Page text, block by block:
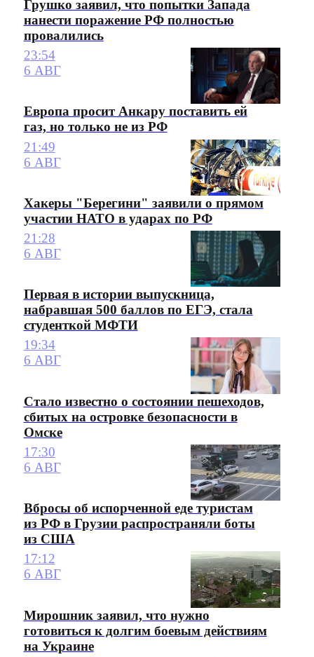
Грушко заявил, что попытки Запада
нанести поражение РФ полностью
провалились
23:54
6 АВГ
Европа просит Анкару поставить ей
газ, но только не из РФ
21:49
6 АВГ
Хакеры "Берегини" заявили о прямом
участии НАТО в ударах по РФ
21:28
6 АВГ
Первая в истории выпускница,
набравшая 500 баллов по ЕГЭ, стала
студенткой МФТИ
19:34
6 АВГ
Стало известно о состоянии пешеходов,
сбитых на островке безопасности в
Омске
17:30
6 АВГ
Вбросы об испорченной еде туристам
из РФ в Грузии распространяли боты
из США
17:12
6 АВГ
Мирошник заявил, что нужно
готовиться к долгим боевым действиям
на Украине